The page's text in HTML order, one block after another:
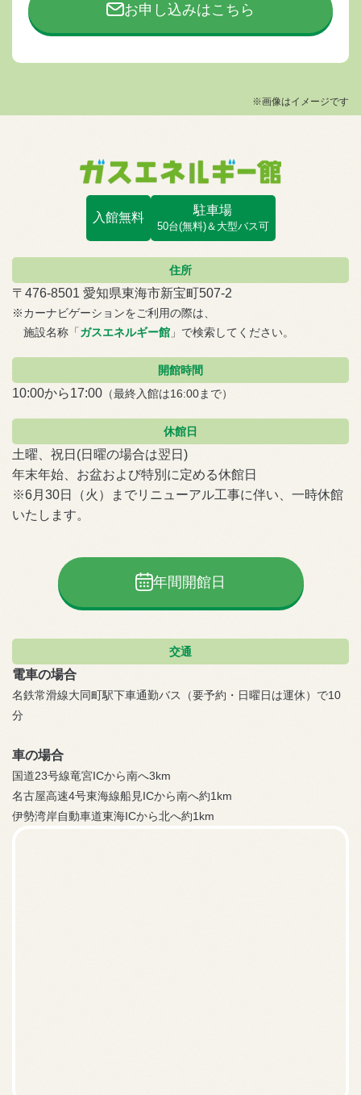
お申し込みはこちら
※画像はイメージです
入館無料
駐車場
50台(無料)＆大型バス可
住所
〒476-8501 愛知県東海市新宝町507-2
※カーナビゲーションをご利用の際は、
施設名称「ガスエネルギー館 」で検索してください。
開館時間
10:00から17:00 （最終入館は16:00まで）
休館日
土曜、祝日(日曜の場合は翌日)
年末年始、お盆および特別に定める休館日
※6月30日（火）までリニューアル工事に伴い、一時休館
いたします。
年間開館日
交通
電車の場合
名鉄常滑線大同町駅下車通勤バス（要予約・日曜日は運休）で10
分
車の場合
国道23号線竜宮ICから南へ3km
名古屋高速4号東海線船見ICから南へ約1km
伊勢湾岸自動車道東海ICから北へ約1km